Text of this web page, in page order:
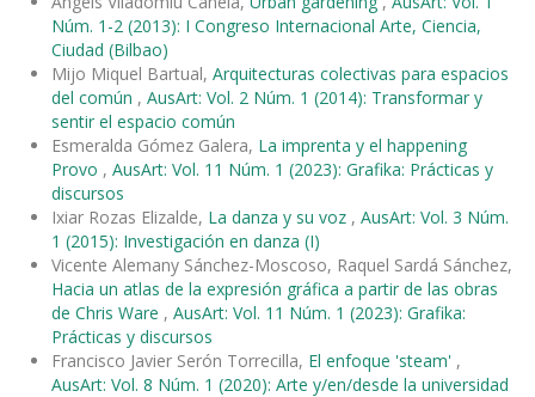
Núm. 1-2 (2013): I Congreso Internacional Arte, Ciencia,
Ciudad (Bilbao)
Mijo Miquel Bartual, Arquitecturas colectivas para espacios
del común , AusArt: Vol. 2 Núm. 1 (2014): Transformar y
sentir el espacio común
Esmeralda Gómez Galera, La imprenta y el happening
Provo , AusArt: Vol. 11 Núm. 1 (2023): Grafika: Prácticas y
discursos
Ixiar Rozas Elizalde, La danza y su voz , AusArt: Vol. 3 Núm.
1 (2015): Investigación en danza (I)
Vicente Alemany Sánchez-Moscoso, Raquel Sardá Sánchez,
Hacia un atlas de la expresión gráfica a partir de las obras
de Chris Ware , AusArt: Vol. 11 Núm. 1 (2023): Grafika:
Prácticas y discursos
Francisco Javier Serón Torrecilla, El enfoque 'steam' ,
AusArt: Vol. 8 Núm. 1 (2020): Arte y/en/desde la universidad